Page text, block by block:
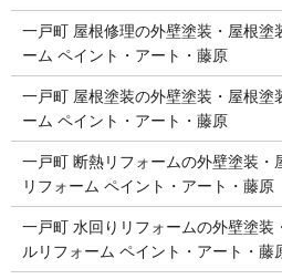
一戸町 屋根修理の外壁塗装・屋根塗
ーム ペイント・アート・藤原
一戸町 屋根塗装の外壁塗装・屋根塗
ーム ペイント・アート・藤原
一戸町 断熱リフォームの外壁塗装・
リフォーム ペイント・アート・藤原
一戸町 水回りリフォームの外壁塗装
ルリフォーム ペイント・アート・藤